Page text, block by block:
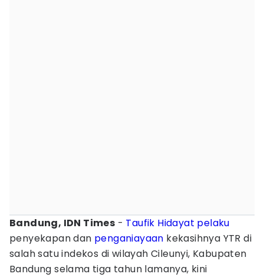
Bandung, IDN Times - Taufik Hidayat pelaku
penyekapan dan penganiayaan kekasihnya YTR di
salah satu indekos di wilayah Cileunyi, Kabupaten
Bandung selama tiga tahun lamanya, kini